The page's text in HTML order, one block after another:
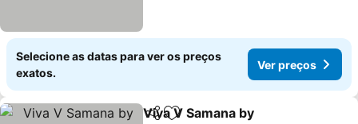
Selecione as datas para ver os preços
exatos.
Ver preços
Partilhar
Viva V Samana by